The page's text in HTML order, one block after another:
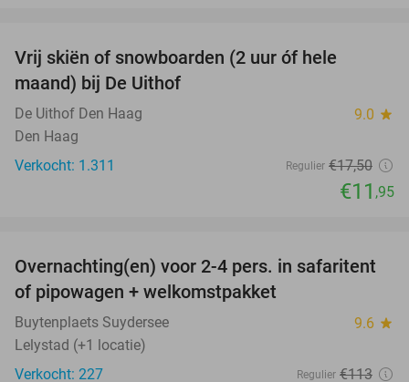
Vrij skiën of snowboarden (2 uur óf hele
maand) bij De Uithof
De Uithof Den Haag 9.0 star
Den Haag
Verkocht: 1.311
Regulier €17,50
€11 ,95
39%
Overnachting(en) voor 2-4 pers. in safaritent
of pipowagen + welkomstpakket
Buytenplaets Suydersee 9.6 star
Lelystad (+1 locatie)
Verkocht: 227
Regulier €113